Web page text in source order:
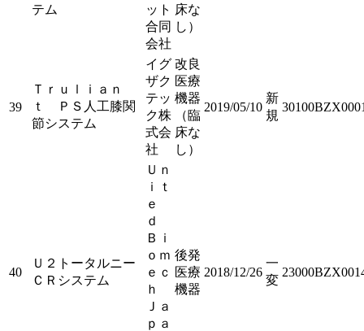
テム
ット
合同
会社
床な
し）
39
Ｔｒｕｌｉａｎ
ｔ ＰＳ人工膝関
節システム
イグ
ザク
テッ
ク株
式会
社
改良
医療
機器
（臨
床な
し）
2019/05/10
新
規
40
Ｕ２トータルニー
ＣＲシステム
Ｕｎ
ｉｔ
ｅ
ｄ
Ｂｉ
ｏｍ
ｅｃ
ｈ
Ｊａ
ｐａ
後発
医療
機器
2018/12/26
一
変